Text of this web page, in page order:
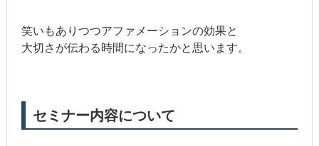
笑いもありつつアファメーションの効果と
大切さが伝わる時間になったかと思います。
セミナー内容について